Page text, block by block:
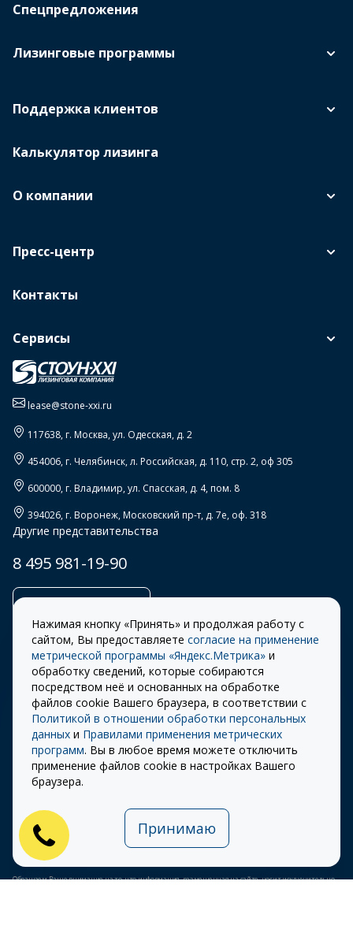
Спецпредложения
Лизинговые программы
Поддержка клиентов
Калькулятор лизинга
О компании
Пресс-центр
Контакты
Сервисы
lease@stone-xxi.ru
117638, г. Москва,ул. Одесская, д. 2
454006, г. Челябинск,л. Российская, д. 110, стр. 2, оф 305
600000, г. Владимир,ул. Спасская, д. 4, пом. 8
394026, г. Воронеж,Московский пр-т, д. 7е, оф. 318
Другие представительства
8 495 981-19-90
© 2026 «СТОУН-XXI»
Разработка сайта –
ITECH
Правила
использования cookie
Правила пользования
сайтом
Политика
конфиденциальности
Публичная оферта на
использование ПЭП
Обращаем Ваше внимание на то, что информация, размещенная на сайте, носит исключительно
Нажимая кнопку «Принять» и продолжая работу с
сайтом, Вы предоставляете согласие на применение
метрической программы «Яндекс.Метрика» и
обработку сведений, которые собираются
посредством неё и основанных на обработке
файлов cookie Вашего браузера, в соответствии с
Политикой в отношении обработки персональных
данных и Правилами применения метрических
программ. Вы в любое время можете отключить
применение файлов cookie в настройках Вашего
браузера.
Принимаю